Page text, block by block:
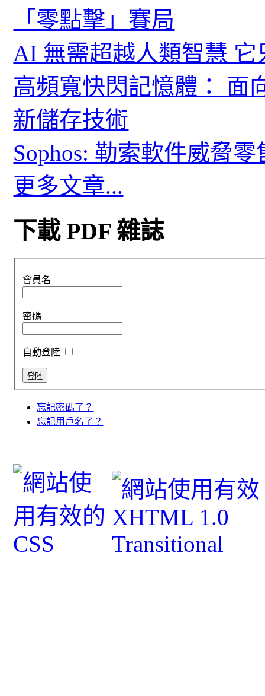
「零點擊」賽局
AI 無需超越人類智慧
高頻寬快閃記憶體： 面
新儲存技術
Sophos: 勒索軟件威脅
更多文章...
下載 PDF 雜誌
會員名
密碼
自動登陸
忘記密碼了？
忘記用戶名了？